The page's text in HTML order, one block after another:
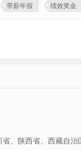
带薪年假 绩效奖金
、陕西省、西藏自